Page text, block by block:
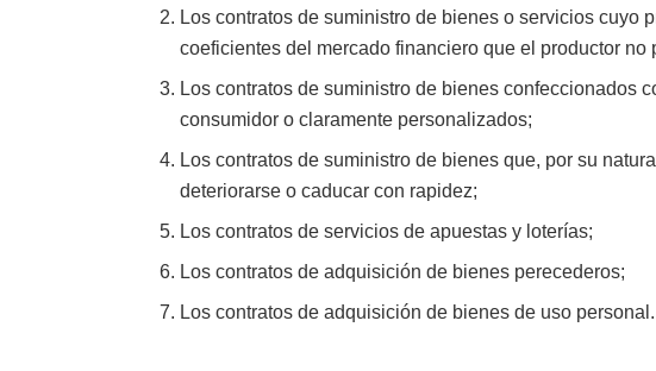
Los contratos de suministro de bienes o servicios cuyo
coeficientes del mercado financiero que el productor no
Los contratos de suministro de bienes confeccionados
consumidor o claramente personalizados;
Los contratos de suministro de bienes que, por su
deteriorarse o caducar con rapidez;
Los contratos de servicios de apuestas y loterías;
Los contratos de adquisición de bienes perecederos;
Los contratos de adquisición de bienes de uso personal.